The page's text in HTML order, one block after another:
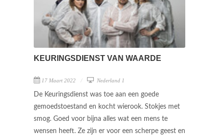
KEURINGSDIENST VAN WAARDE
17 Maart 2022 Nederland 1
De Keuringsdienst was toe aan een goede
gemoedstoestand en kocht wierook. Stokjes met
smog. Goed voor bijna alles wat een mens te
wensen heeft. Ze zijn er voor een scherpe geest en